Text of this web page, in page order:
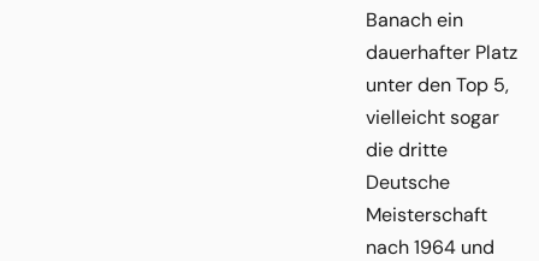
Banach ein
dauerhafter Platz
unter den Top 5,
vielleicht sogar
die dritte
Deutsche
Meisterschaft
nach 1964 und